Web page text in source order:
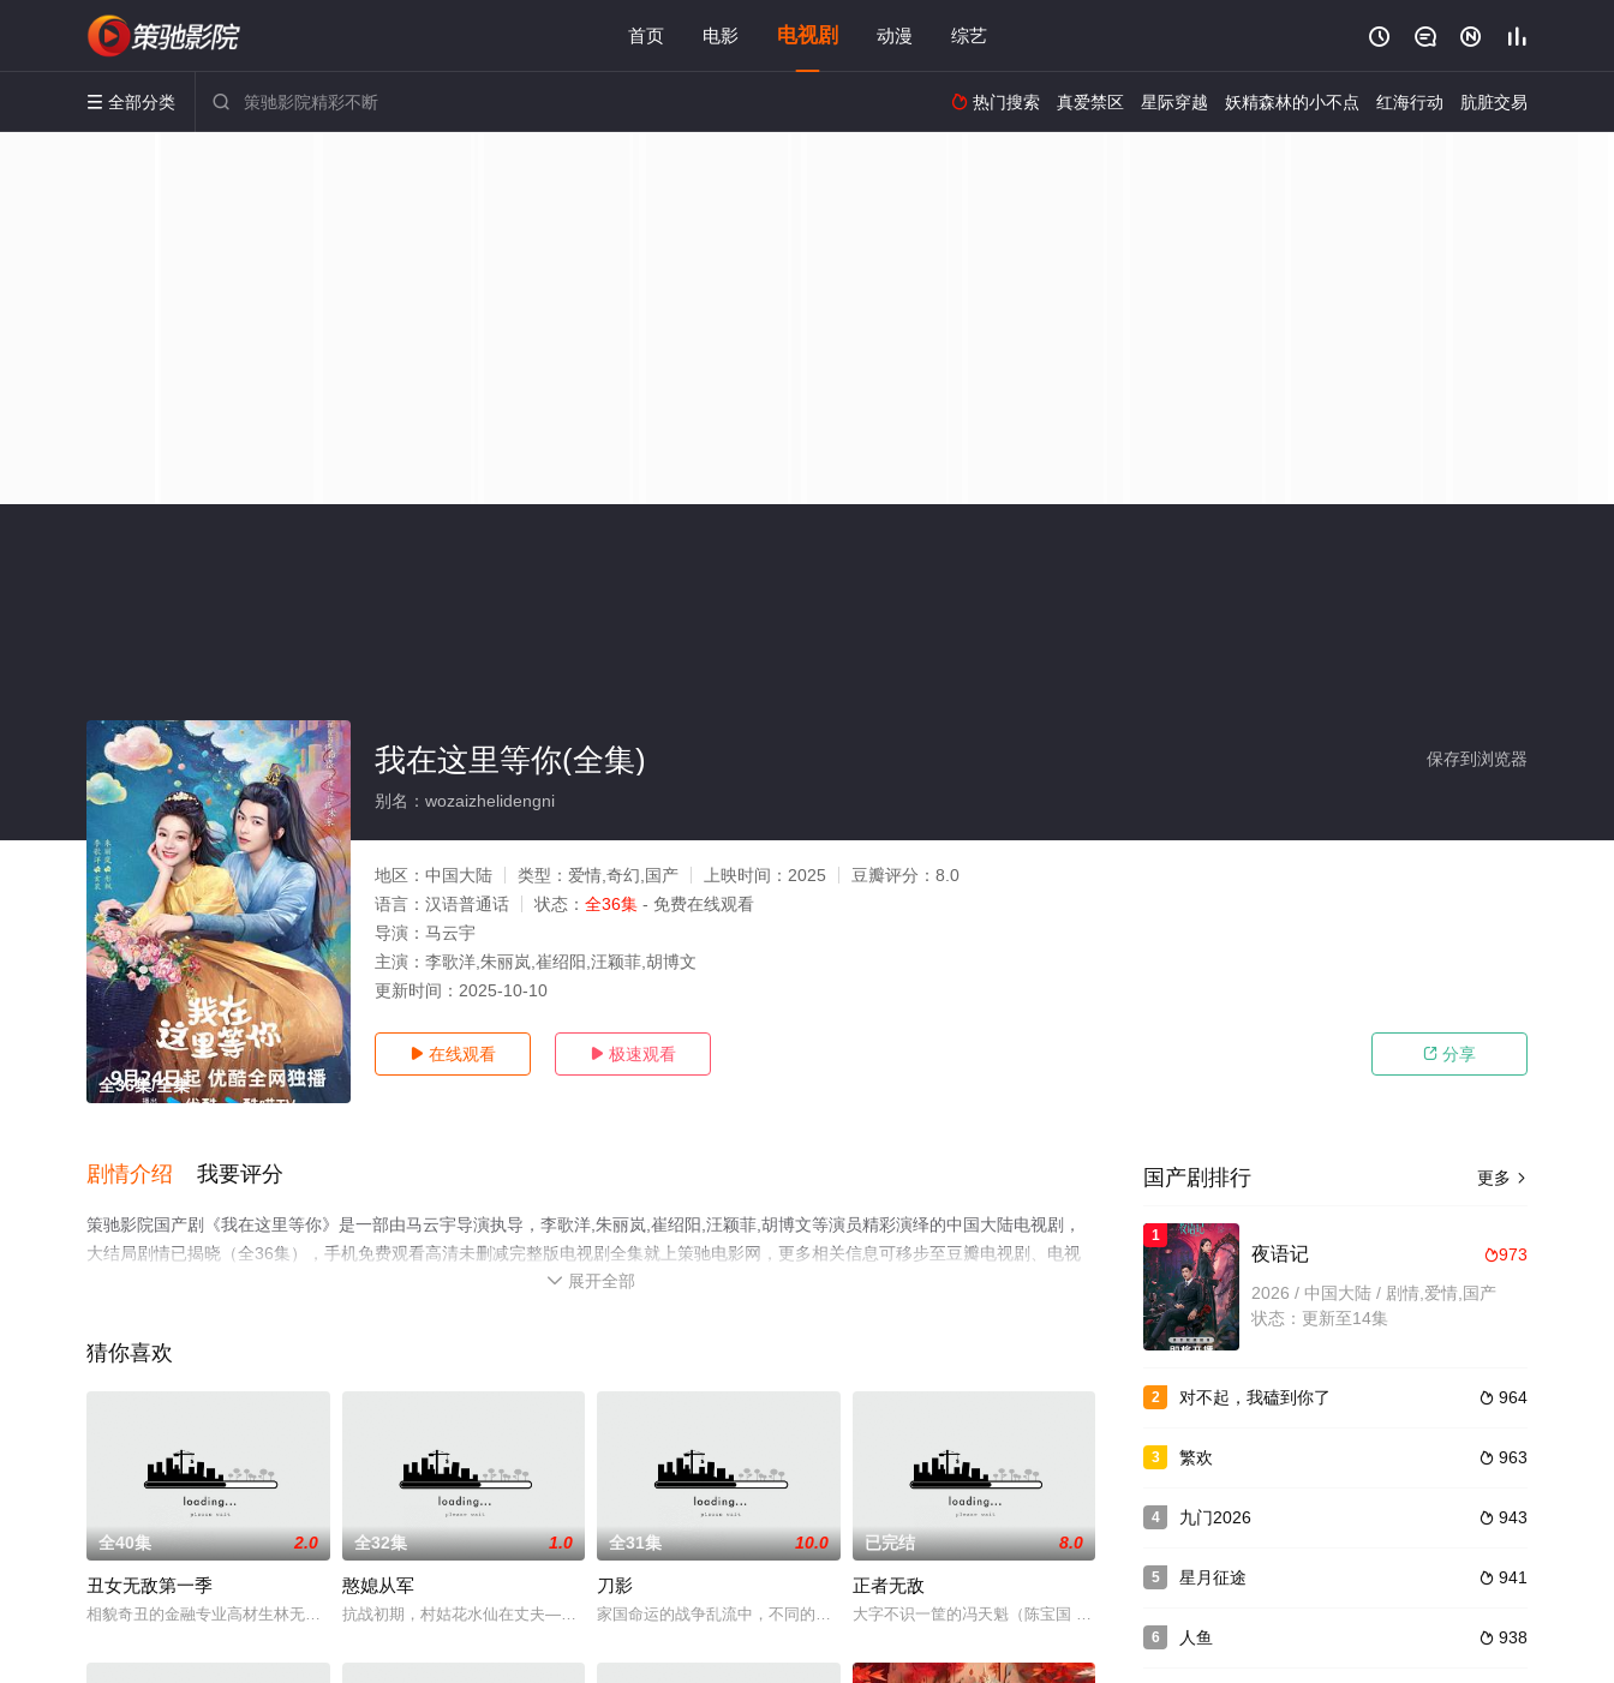
首页 电影 电视剧 动漫 综艺    
 全部分类   热门搜索 真爱禁区 星际穿越 妖精森林的小不点 红海行动 肮脏交易
全36集/全集
保存到浏览器
我在这里等你(全集)
别名：wozaizhelidengni
地区： 中国大陆 类型： 爱情,奇幻,国产 上映时间： 2025 豆瓣评分： 8.0
语言： 汉语普通话 状态： 全36集 - 免费在线观看
导演： 马云宇
主演： 李歌洋,朱丽岚,崔绍阳,汪颖菲,胡博文
更新时间： 2025-10-10
 在线观看  极速观看  分享
剧情介绍 我要评分
策驰影院国产剧《我在这里等你》是一部由马云宇导演执导，李歌洋,朱丽岚,崔绍阳,汪颖菲,胡博文等演员精彩演绎的中国大陆电视剧，
大结局剧情已揭晓（全36集），手机免费观看高清未删减完整版电视剧全集就上策驰电影网，更多相关信息可移步至豆瓣电视剧、电视
 展开全部
猜你喜欢
全40集 2.0
丑女无敌第一季
相貌奇丑的金融专业高材生林无敌（李欣汝）求职几番挫败，终收到梦寐以求的国内知名广告公司“概
全32集 1.0
憨媳从军
抗战初期，村姑花水仙在丈夫——八路军指导员马天龙的教育和帮助下，从一个莽撞冒失的农家女逐步
全31集 10.0
刀影
家国命运的战争乱流中，不同的人秉持着各自的信念做出迥异的选择，同时承受由此引发的不同的命运
已完结 8.0
正者无敌
大字不识一筐的冯天魁（陈宝国 饰）是川军永州警备司令兼66师师长，心血来潮的他自封陆海空三
更多 
国产剧排行
1
973
夜语记
2026 / 中国大陆 / 剧情,爱情,国产
状态：更新至14集
2  964
对不起，我磕到你了
3  963
繁欢
4  943
九门2026
5  941
星月征途
6  938
人鱼